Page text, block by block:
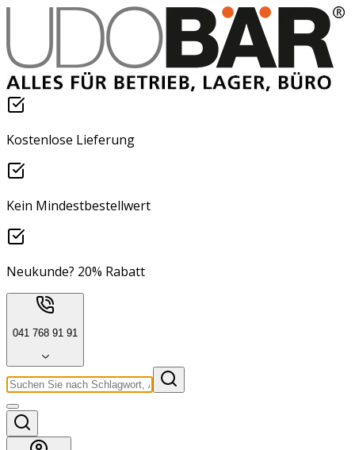
Kostenlose Lieferung
Kein Mindestbestellwert
Neukunde? 20% Rabatt
041 768 91 91